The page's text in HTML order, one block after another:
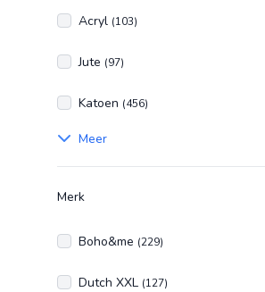
Acryl (103)
Jute (97)
Katoen (456)
Meer
Merk
Boho&me (229)
Dutch XXL (127)